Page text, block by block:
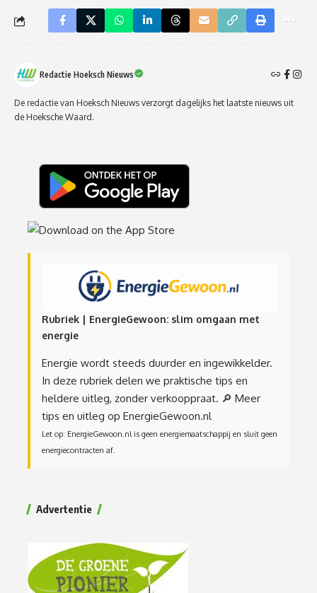
Redactie Hoeksch Nieuws
De redactie van Hoeksch Nieuws verzorgt dagelijks het laatste nieuws uit
de Hoeksche Waard.
Rubriek | EnergieGewoon: slim omgaan met
energie
Energie wordt steeds duurder en ingewikkelder.
In deze rubriek delen we praktische tips en
heldere uitleg, zonder verkooppraat. 🔎 Meer
tips en uitleg op EnergieGewoon.nl
Let op: EnergieGewoon.nl is geen energiemaatschappij en sluit geen
energiecontracten af.
Advertentie